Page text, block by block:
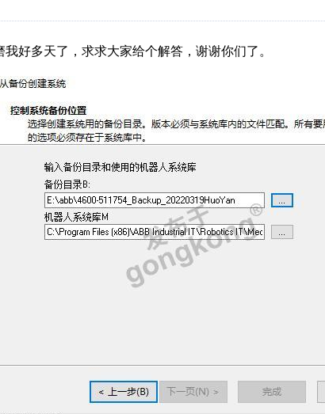
好多天了，求求大家给个解答，谢谢你们了。